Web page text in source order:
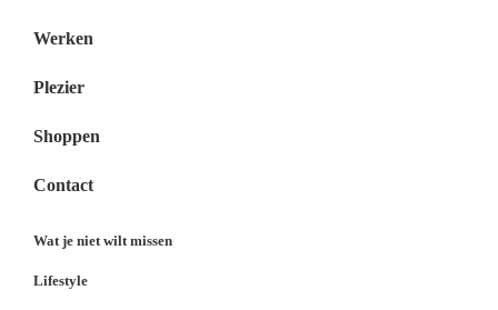
Werken
Plezier
Shoppen
Contact
Wat je niet wilt missen
Lifestyle